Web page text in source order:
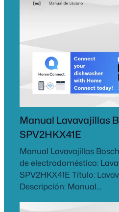
Manual Lavavajillas
SPV2HKX41E
Manual Lavavajillas
de electrodoméstico:
SPV2HKX41E Título:
Descripción: Manual…